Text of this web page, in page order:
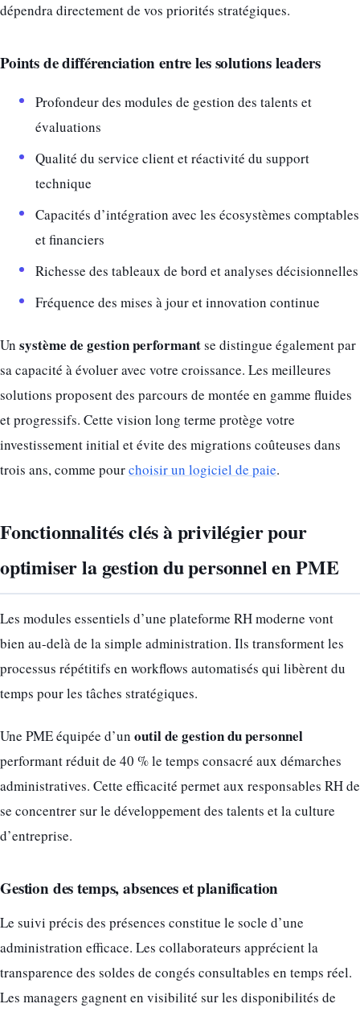
dépendra directement de vos priorités stratégiques.
Points de différenciation entre les solutions leaders
Profondeur des modules de gestion des talents et
évaluations
Qualité du service client et réactivité du support
technique
Capacités d’intégration avec les écosystèmes comptables
et financiers
Richesse des tableaux de bord et analyses décisionnelles
Fréquence des mises à jour et innovation continue
Un système de gestion performantse distingue également par
sa capacité à évoluer avec votre croissance. Les meilleures
solutions proposent des parcours de montée en gamme fluides
et progressifs. Cette vision long terme protège votre
investissement initial et évite des migrations coûteuses dans
trois ans, comme pourchoisir un logiciel de paie.
Fonctionnalités clés à privilégier pour
optimiser la gestion du personnel en PME
Les modules essentiels d’une plateforme RH moderne vont
bien au-delà de la simple administration. Ils transforment les
processus répétitifs en workflows automatisés qui libèrent du
temps pour les tâches stratégiques.
Une PME équipée d’un outil de gestion du personnel
performant réduit de 40 % le temps consacré aux démarches
administratives. Cette efficacité permet aux responsables RH de
se concentrer sur le développement des talents et la culture
d’entreprise.
Gestion des temps, absences et planification
Le suivi précis des présences constitue le socle d’une
administration efficace. Les collaborateurs apprécient la
transparence des soldes de congés consultables en temps réel.
Les managers gagnent en visibilité sur les disponibilités de